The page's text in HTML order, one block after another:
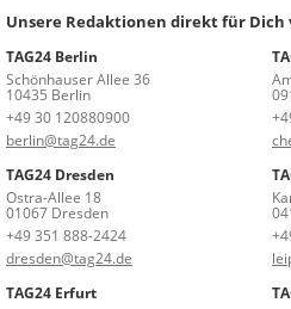
Unsere Redaktionen direkt für Dich
TAG24 Berlin
Schönhauser Allee 36
10435 Berlin
+49 30 120880900
berlin@tag24.de
TAG24 Dresden
Ostra-Allee 18
01067 Dresden
+49 351 888-2424
dresden@tag24.de
TAG24 Erfurt